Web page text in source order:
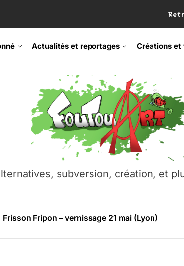
Actualités et reportages Créations et
subversion, création, et
Fripon – vernissage 21 mai (Lyon)
Festival – Samedi 18 juillet (Vaulx-en-
Ŝtono, un livre réalisé par Michaël Moretti &
contre l’A412 à l’Établi (Haute-